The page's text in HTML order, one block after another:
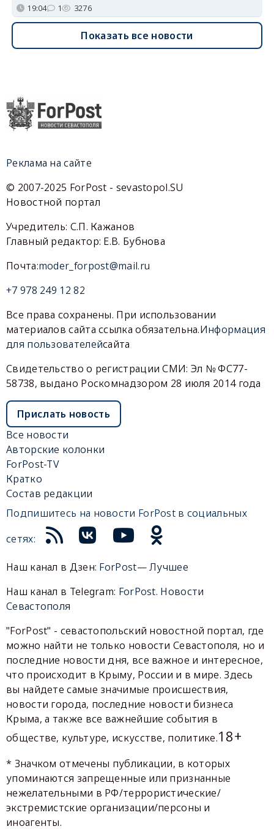
19:04 1 3276
Показать все новости
Реклама на сайте
© 2007-2025 ForPost - sevastopol.SU
Новостной портал
Учредитель: С.П. Кажанов
Главный редактор: Е.В. Бубнова
Почта:moder_forpost@mail.ru
+7 978 249 12 82
Все права сохранены. При использовании
материалов сайта ссылка обязательна.Информация
для пользователейсайта
Свидетельство о регистрации СМИ: Эл № ФС77-
58738, выдано Роскомнадзором 28 июля 2014 года
Прислать новость
Все новости
Авторские колонки
ForPost-TV
Кратко
Состав редакции
Подпишитесь на новости ForPost в социальных
сетях:
Наш канал в Дзен: ForPost— Лучшее
Наш канал в Telegram: ForPost. Новости
Севастополя
"ForPost" - севастопольский новостной портал, где
можно найти не только новости Севастополя, но и
последние новости дня, все важное и интересное,
что происходит в Крыму, России и в мире. Здесь
вы найдете самые значимые происшествия,
новости города, последние новости бизнеса
Крыма, а также все важнейшие события в
обществе, культуре, искусстве, политике.18+
* Значком отмечены публикации, в которых
упоминаются запрещенные или признанные
нежелательными в РФ/террористические/
экстремистские организации/персоны и
иноагенты.